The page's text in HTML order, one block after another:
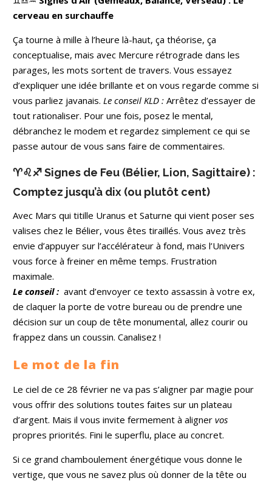
cerveau en surchauffe
Ça tourne à mille à l’heure là-haut, ça théorise, ça
conceptualise, mais avec Mercure rétrograde dans les
parages, les mots sortent de travers. Vous essayez
d’expliquer une idée brillante et on vous regarde comme si
vous parliez javanais. Le conseil KLD : Arrêtez d’essayer de
tout rationaliser. Pour une fois, posez le mental,
débranchez le modem et regardez simplement ce qui se
passe autour de vous sans faire de commentaires.
♈♌♐ Signes de Feu (Bélier, Lion, Sagittaire) :
Comptez jusqu’à dix (ou plutôt cent)
Avec Mars qui titille Uranus et Saturne qui vient poser ses
valises chez le Bélier, vous êtes tiraillés. Vous avez très
envie d’appuyer sur l’accélérateur à fond, mais l’Univers
vous force à freiner en même temps. Frustration
maximale.
Le conseil : avant d’envoyer ce texto assassin à votre ex,
de claquer la porte de votre bureau ou de prendre une
décision sur un coup de tête monumental, allez courir ou
frappez dans un coussin. Canalisez !
Le mot de la fin
Le ciel de ce 28 février ne va pas s’aligner par magie pour
vous offrir des solutions toutes faites sur un plateau
d’argent. Mais il vous invite fermement à aligner vos
propres priorités. Fini le superflu, place au concret.
Si ce grand chamboulement énergétique vous donne le
vertige, que vous ne savez plus où donner de la tête ou